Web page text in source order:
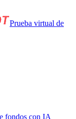
Prueba virtual de
fondos con IA